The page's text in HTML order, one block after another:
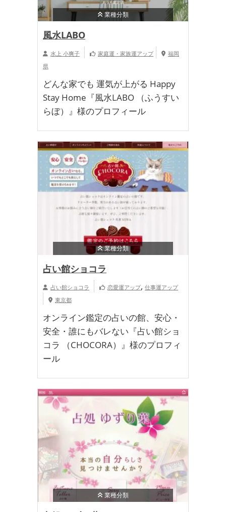
業種分類
風水LABO
水上 小爽子 家庭運・家族運アップ
福岡
県
どんな家でも 運気が上がる Happy
Stay Home『風水LABO （ふうすい
らぼ）』様のプロフィール
業種分類
占い館ショコラ
占い館ショコラ 恋愛運アップ, 仕事運アップ
東京都
オンライン鑑定の占いの館、安心・
安全・誰にもバレない『占い館ショ
コラ （CHOCORA）』様のプロフィ
ール
業種分類